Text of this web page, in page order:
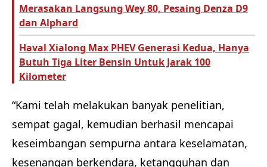
Merasakan Langsung Wey 80, Pesaing Denza D9
dan Alphard
Haval Xialong Max PHEV Generasi Kedua, Hanya
Butuh Tiga Liter Bensin Untuk Jarak 100
Kilometer
“Kami telah melakukan banyak penelitian,
sempat gagal, kemudian berhasil mencapai
keseimbangan sempurna antara keselamatan,
kesenangan berkendara, ketangguhan dan